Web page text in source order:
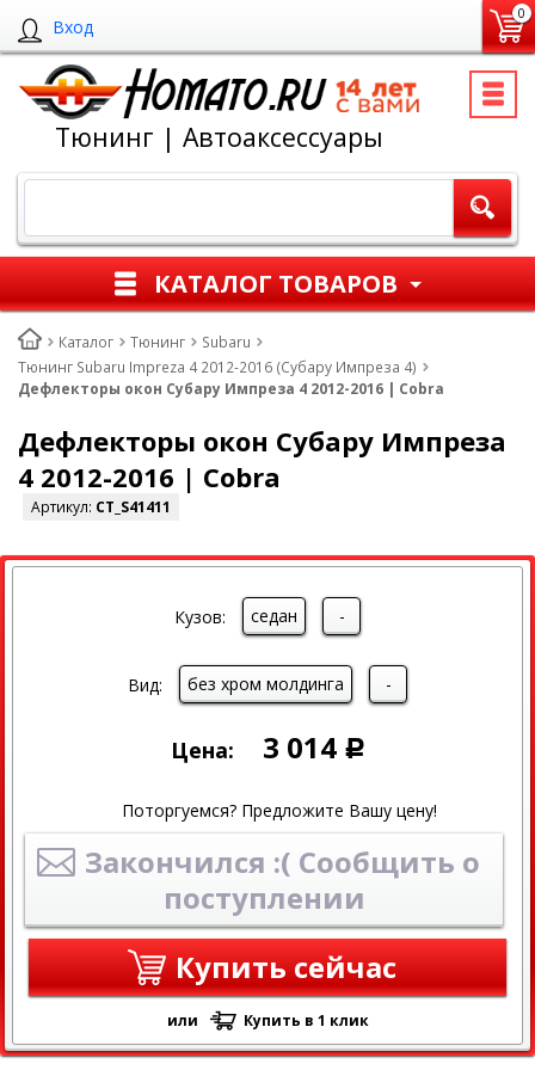
Вход
0
Тюнинг | Автоаксессуары
КАТАЛОГ ТОВАРОВ
Каталог Тюнинг
Subaru
Тюнинг Subaru Impreza 4 2012-2016 (Субару Импреза 4)
Дефлекторы окон Субару Импреза 4 2012-2016 | Cobra
Дефлекторы окон Субару Импреза
4 2012-2016 | Cobra
Артикул: CT_S41411
Кузов: седан -
Вид: без хром молдинга -
Цена: 3 014 Р
Поторгуемся? Предложите Вашу цену!
Закончился :( Сообщить о
поступлении
Купить сейчас
или Купить в 1 клик